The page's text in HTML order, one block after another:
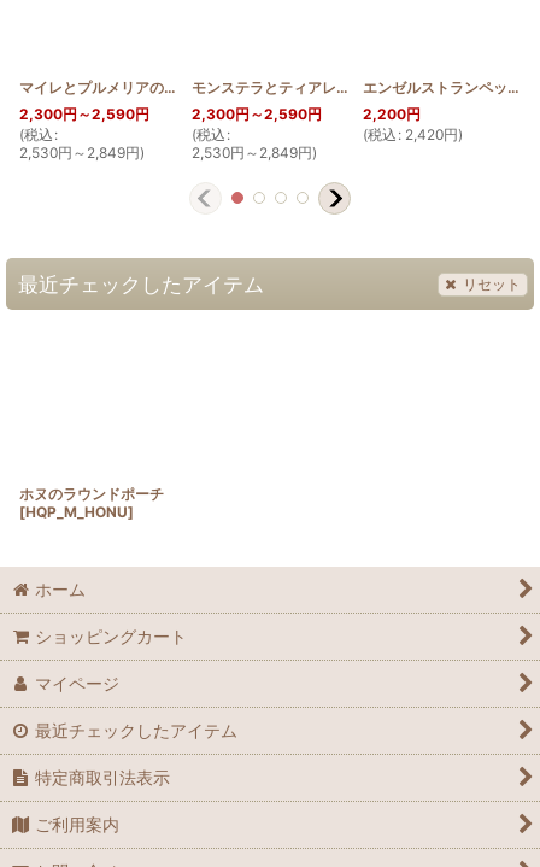
マイレとプルメリアのラウンドポーチ [HQP_M_PLU ]
2,300円 ～2,590円
(税込 :
2,530円 ～2,849円)
モンステラとティアレのラウンドポーチ [
2,300円 ～2,590円
(税込 :
2,530円 ～2,849円)
エンゼルストランペットのポーチ
2,200円
(税込 : 2,420円)
最近チェックしたアイテム リセット
ホヌのラウンドポーチ
[HQP_M_HONU]
ホーム
ショッピングカート
マイページ
最近チェックしたアイテム
特定商取引法表示
ご利用案内